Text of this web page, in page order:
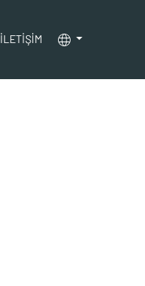
İLETİŞİM